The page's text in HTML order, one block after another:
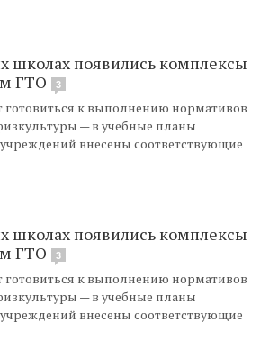
школах появились комплексы
ГТО
3
готовиться к выполнению нормативов
— в учебные планы
внесены соответствующие
школах появились комплексы
ГТО
3
готовиться к выполнению нормативов
— в учебные планы
внесены соответствующие